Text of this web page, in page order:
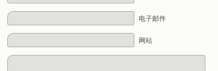
电子邮件
网站